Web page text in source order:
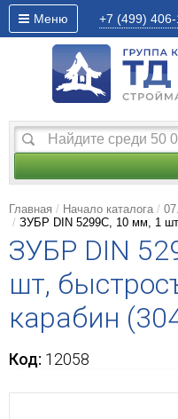
Меню +7 (499) 406-
Главная Начало каталога
ЗУБР DIN 5299C, 10 мм, 1
ЗУБР DIN
шт,
карабин
Код: 12058